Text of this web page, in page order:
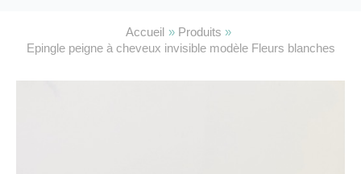
Accueil
Produits
Epingle peigne à cheveux invisible modèle Fleurs blanches